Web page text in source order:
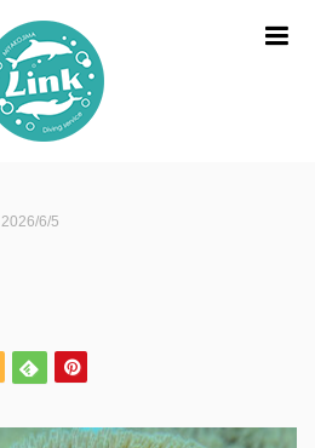
2026/6/5